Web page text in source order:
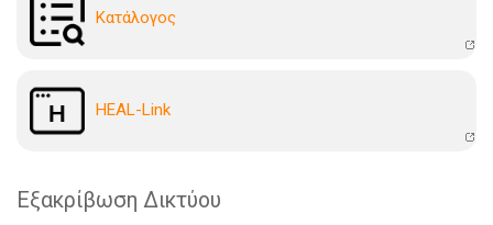
Kατάλογoς
HEAL-Link
Εξακρίβωση Δικτύου